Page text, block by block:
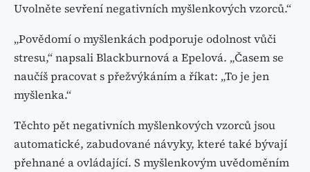
Uvolněte sevření negativních myšlenkových vzorců.“
„Povědomí o myšlenkách podporuje odolnost vůči
stresu,“ napsali Blackburnová a Epelová. „Časem se
naučíš pracovat s přežvýkáním a říkat: „To je jen
myšlenka.“
Těchto pět negativních myšlenkových vzorců jsou
automatické, zabudované návyky, které také bývají
přehnané a ovládající. S myšlenkovým uvědoměním